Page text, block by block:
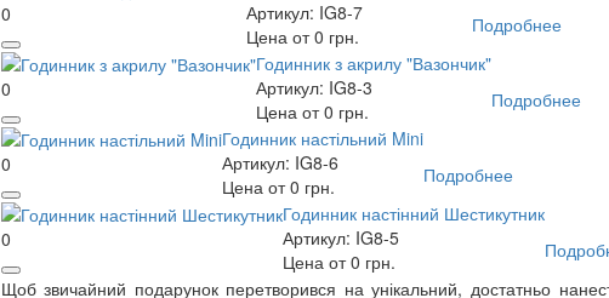
0
Артикул: IG8-7
Цена от 0 грн.
Подробнее
0
Годинник з акрилу "Вазончик"
Артикул: IG8-3
Цена от 0 грн.
Подробнее
0
Годинник настільний Mini
Артикул: IG8-6
Цена от 0 грн.
Подробнее
0
Годинник настінний Шестикутник
Артикул: IG8-5
Цена от 0 грн.
Щоб звичайний подарунок перетворився на унікальний, достатньо